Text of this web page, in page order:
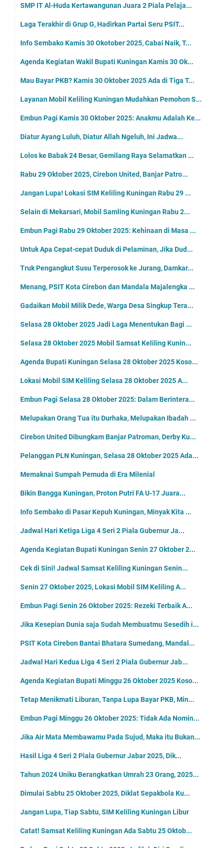
SMP IT Al-Huda Kertawangunan Juara 2 Piala Pelaja...
Laga Terakhir di Grup G, Hadirkan Partai Seru PSIT...
Info Sembako Kamis 30 Okotober 2025, Cabai Naik, T...
Agenda Kegiatan Wakil Bupati Kuningan Kamis 30 Ok...
Mau Bayar PKB? Kamis 30 Oktober 2025 Ada di Tiga T...
Layanan Mobil Keliling Kuningan Mudahkan Pemohon S...
Embun Pagi Kamis 30 Oktober 2025: Anakmu Adalah Ke...
Diatur Ayang Luluh, Diatur Allah Ngeluh, Ini Jadwa...
Lolos ke Babak 24 Besar, Gemilang Raya Selamatkan ...
Rabu 29 Oktober 2025, Cirebon United, Banjar Patro...
Jangan Lupa! Lokasi SIM Keliling Kuningan Rabu 29 ...
Selain di Mekarsari, Mobil Samling Kuningan Rabu 2...
Embun Pagi Rabu 29 Oktober 2025: Kehinaan di Masa ...
Untuk Apa Cepat-cepat Duduk di Pelaminan, Jika Dud...
Truk Pengangkut Susu Terperosok ke Jurang, Damkar...
Menang, PSIT Kota Cirebon dan Mandala Majalengka ...
Gadaikan Mobil Milik Dede, Warga Desa Singkup Tera...
Selasa 28 Oktober 2025 Jadi Laga Menentukan Bagi ...
Selasa 28 Oktober 2025 Mobil Samsat Keliling Kunin...
Agenda Bupati Kuningan Selasa 28 Oktober 2025 Koso...
Lokasi Mobil SIM Keliling Selasa 28 Oktober 2025 A...
Embun Pagi Selasa 28 Oktober 2025: Dalam Berintera...
Melupakan Orang Tua itu Durhaka, Melupakan Ibadah ...
Cirebon United Dibungkam Banjar Patroman, Derby Ku...
Pelanggan PLN Kuningan, Selasa 28 Oktober 2025 Ada...
Memaknai Sumpah Pemuda di Era Milenial
Bikin Bangga Kuningan, Proton Putri FA U-17 Juara...
Info Sembako di Pasar Kepuh Kuningan, Minyak Kita ...
Jadwal Hari Ketiga Liga 4 Seri 2 Piala Gubernur Ja...
Agenda Kegiatan Bupati Kuningan Senin 27 Oktober 2...
Cek di Sini! Jadwal Samsat Keliling Kuningan Senin...
Senin 27 Oktober 2025, Lokasi Mobil SIM Keliling A...
Embun Pagi Senin 26 Oktober 2025: Rezeki Terbaik A...
Jika Kesepian Dunia saja Sudah Membuatmu Sesedih i...
PSIT Kota Cirebon Bantai Bhatara Sumedang, Mandal...
Jadwal Hari Kedua Liga 4 Seri 2 Piala Gubernur Jab...
Agenda Kegiatan Bupati Minggu 26 Oktober 2025 Koso...
Tetap Menikmati Liburan, Tanpa Lupa Bayar PKB, Min...
Embun Pagi Minggu 26 Oktober 2025: Tidak Ada Nomin...
Jika Air Mata Membawamu Pada Sujud, Maka itu Bukan...
Hasil Liga 4 Seri 2 Piala Gubernur Jabar 2025, Dik...
Tahun 2024 Uniku Berangkatkan Umrah 23 Orang, 2025...
Dimulai Sabtu 25 Oktober 2025, Diklat Sepakbola Ku...
Jangan Lupa, Tiap Sabtu, SIM Keliling Kuningan Libur
Catat! Samsat Keliling Kuningan Ada Sabtu 25 Oktob...